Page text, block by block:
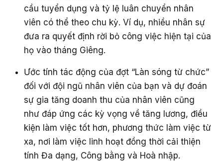
cầu tuyển dụng và tỷ lệ luân chuyển nhân
viên có thể theo chu kỳ. Ví dụ, nhiều nhân sự
đưa ra quyết định rời bỏ công việc hiện tại của
họ vào tháng Giêng.
Ước tính tác động của đợt “Làn sóng từ chức”
đối với đội ngũ nhân viên của bạn và dự đoán
sự gia tăng doanh thu của nhân viên cũng
như đáp ứng các kỳ vọng về tăng lương, điều
kiện làm việc tốt hơn, phương thức làm việc từ
xa, nơi làm việc linh hoạt đồng thời cải thiện
tính Đa dạng, Công bằng và Hoà nhập.